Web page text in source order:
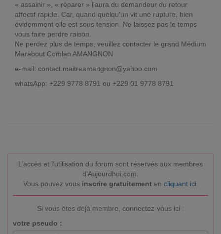
« assainir », « réparer » l'aura du demandeur du retour
affectif rapide. Car, quand quelqu'un vit une rupture, bien
évidemment elle est sous tension. Ne laissez pas le temps
vous faire perdre raison.
Ne perdez plus de temps, veuillez contacter le grand Médium
Marabout Comlan AMANGNON
e-mail: contact.maitreamangnon@yahoo.com
whatsApp: +229 9778 8791 ou +229 01 9778 8791
L’accès et l’utilisation du forum sont réservés aux membres
d'Aujourdhui.com.
Vous pouvez vous inscrire gratuitementen cliquant ici
Si vous êtes déjà membre, connectez-vous ici :
votre pseudo :